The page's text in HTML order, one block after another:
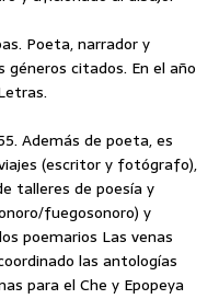
Poeta, narrador y
géneros citados. En el año
Además de poeta, es
(escritor y fotógrafo),
talleres de poesía y
fuegosonoro) y
poemarios Las venas
las antologías
para el Che y Epopeya